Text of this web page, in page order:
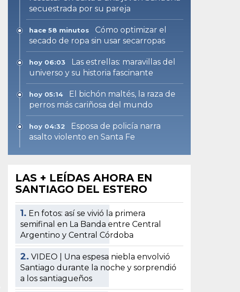
secuestrada por su pareja
hace 58 minutos
Cómo optimizar el
secado de ropa sin usar secarropas
hoy 06:03
Las estrellas: maravillas del
universo y su historia fascinante
hoy 05:14
El bichón maltés, la raza de
perros más cariñosa del mundo
hoy 04:32
Esposa de policía narra
asalto violento en Santa Fe
LAS + LEÍDAS AHORA EN
SANTIAGO DEL ESTERO
1. En fotos: así se vivió la primera
semifinal en La Banda entre Central
Argentino y Central Córdoba
2. VIDEO | Una espesa niebla envolvió
Santiago durante la noche y sorprendió
a los santiagueños